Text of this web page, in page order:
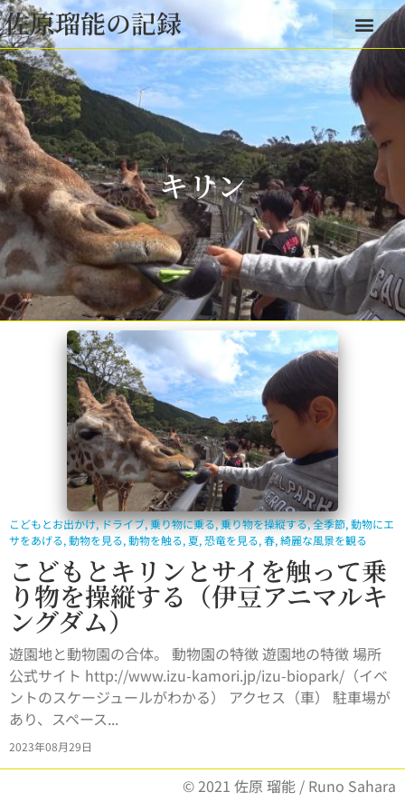
佐原瑠能の記録
キリン
こどもとお出かけ,ドライブ,乗り物に乗る,乗り物を操縦する,全季節,動物にエ
サをあげる,動物を見る,動物を触る,夏,恐竜を見る,春,綺麗な風景を観る
こどもとキリンとサイを触って乗
り物を操縦する（伊豆アニマルキ
ングダム）
遊園地と動物園の合体。 動物園の特徴 遊園地の特徴 場所
公式サイト http://www.izu-kamori.jp/izu-biopark/（イベ
ントのスケージュールがわかる） アクセス（車） 駐車場が
あり、スペース...
2023年08月29日
© 2021 佐原 瑠能 / Runo Sahara